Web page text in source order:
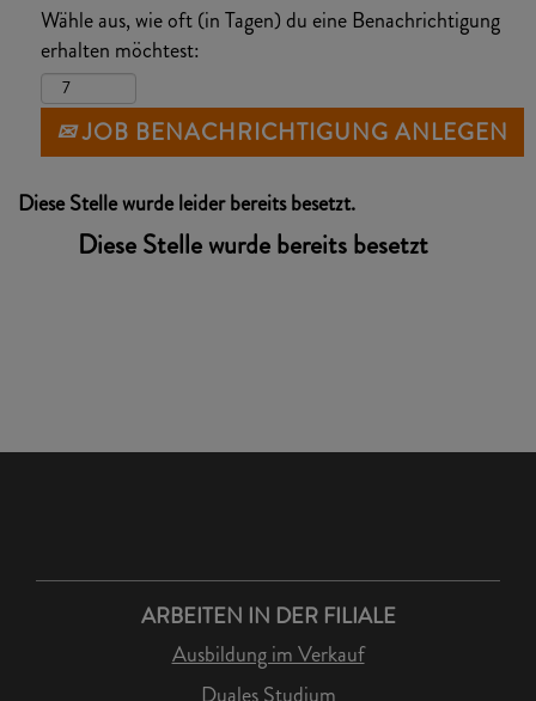
Wähle aus, wie oft (in Tagen) du eine Benachrichtigung
erhalten möchtest:
JOB BENACHRICHTIGUNG ANLEGEN
Diese Stelle wurde leider bereits besetzt.
Diese Stelle wurde bereits besetzt
ARBEITEN IN DER FILIALE
Ausbildung im Verkauf